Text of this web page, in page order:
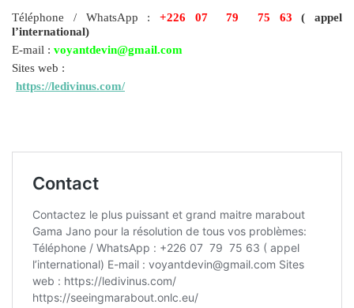
Téléphone / WhatsApp : +226 07 79 75 63 ( appel
l’international)
E-mail : voyantdevin@gmail.com
Sites web :
https://ledivinus.com/